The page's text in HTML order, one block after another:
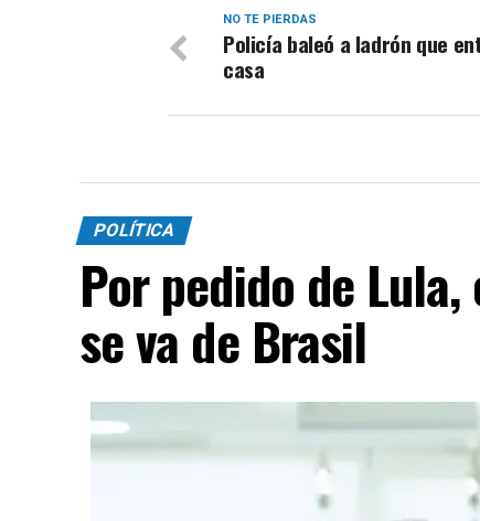
NO TE PIERDAS
Policía baleó a ladrón que
casa
POLÍTICA
Por pedido de
se va de Brasil